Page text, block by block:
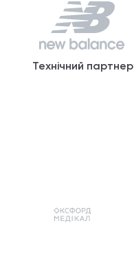
Технічний партнер